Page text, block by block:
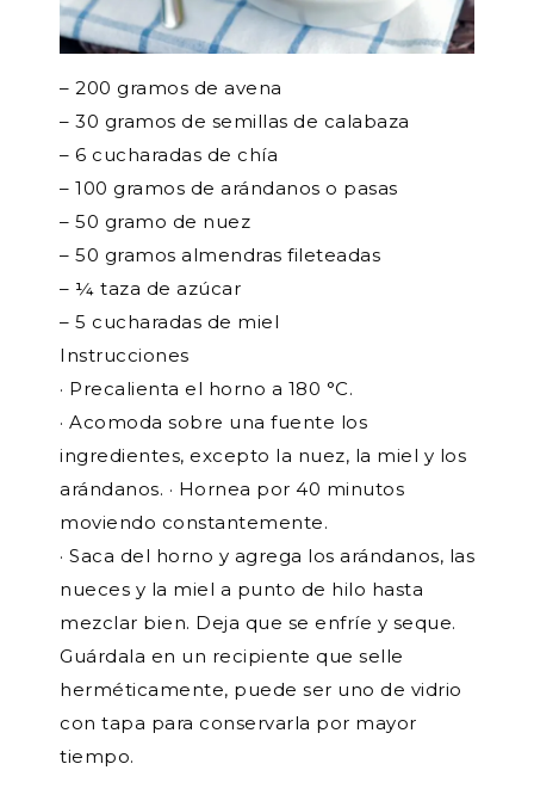
– 200 gramos de avena
– 30 gramos de semillas de calabaza
– 6 cucharadas de chía
– 100 gramos de arándanos o pasas
– 50 gramo de nuez
– 50 gramos almendras fileteadas
– ¼ taza de azúcar
– 5 cucharadas de miel
Instrucciones
· Precalienta el horno a 180 °C.
· Acomoda sobre una fuente los
ingredientes, excepto la nuez, la miel y los
arándanos. · Hornea por 40 minutos
moviendo constantemente.
· Saca del horno y agrega los arándanos, las
nueces y la miel a punto de hilo hasta
mezclar bien. Deja que se enfríe y seque.
Guárdala en un recipiente que selle
herméticamente, puede ser uno de vidrio
con tapa para conservarla por mayor
tiempo.